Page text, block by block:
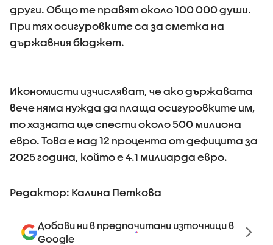
други. Общо те правят около 100 000 души.
При тях осигуровките са за сметка на
държавния бюджет.
Икономисти изчисляват, че ако държавата
вече няма нужда да плаща осигуровките им,
то хазната ще спести около 500 милиона
евро. Това е над 12 процента от дефицита за
2025 година, който е 4.1 милиарда евро.
Редактор: Калина Петкова
Добави ни в предпочитани източници в
Google